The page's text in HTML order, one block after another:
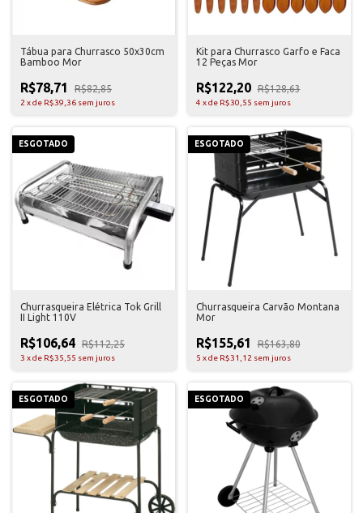
Tábua para Churrasco 50x30cm
Bamboo Mor
R$78,71 R$82,85
2 xde R$39,36 sem juros
Kit para Churrasco Garfo e Faca
12 Peças Mor
R$122,20 R$128,63
4 xde R$30,55 sem juros
ESGOTADO
Churrasqueira Elétrica Tok Grill
II Light 110V
R$106,64 R$112,25
3 xde R$35,55 sem juros
ESGOTADO
Churrasqueira Carvão Montana
Mor
R$155,61 R$163,80
5 xde R$31,12 sem juros
ESGOTADO ESGOTADO